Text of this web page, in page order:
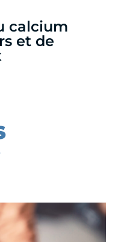
calcium
et de